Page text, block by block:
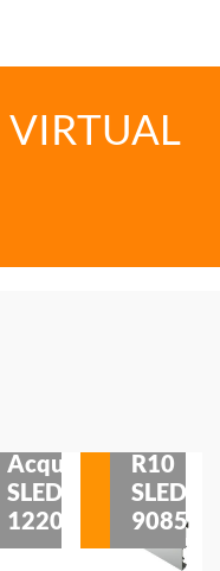
VIRTUAL
Acqua
SLED
1220
R10
SLED
9085